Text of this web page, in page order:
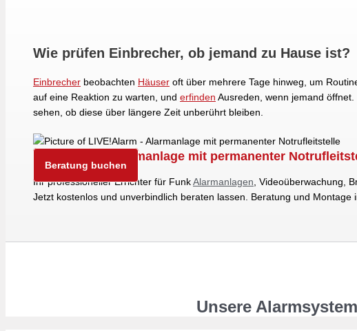
Wie prüfen Einbrecher, ob jemand zu Hause ist?
Einbrecher beobachten Häuser oft über mehrere Tage hinweg, um
auf eine Reaktion zu warten, und erfinden Ausreden, wenn jemand
sehen, ob diese über längere Zeit unberührt bleiben.
LIVE!Alarm - Alarmanlage mit permanenter
Ihr professioneller Errichter für FunkAlarmanlagen , Videoüberwachung,
Jetzt kostenlos und unverbindlich beraten lassen. Beratung und Montage
Beratung buchen
Unsere